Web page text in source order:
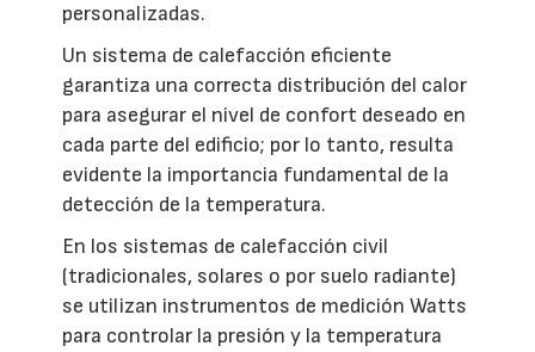
personalizadas.
Un sistema de calefacción eficiente
garantiza una correcta distribución del calor
para asegurar el nivel de confort deseado en
cada parte del edificio; por lo tanto, resulta
evidente la importancia fundamental de la
detección de la temperatura.
En los sistemas de calefacción civil
(tradicionales, solares o por suelo radiante)
se utilizan instrumentos de medición Watts
para controlar la presión y la temperatura